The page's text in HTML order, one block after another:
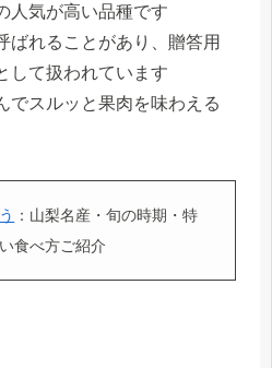
人気が高い品種です
ばれることがあり、贈答用
して扱われています
でスルッと果肉を味わえる
：山梨名産・旬の時期・特
食べ方ご紹介